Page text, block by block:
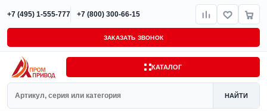
+7 (495) 1-555-777 +7 (800) 300-66-15
ЗАКАЗАТЬ ЗВОНОК
КАТАЛОГ
НАЙТИ